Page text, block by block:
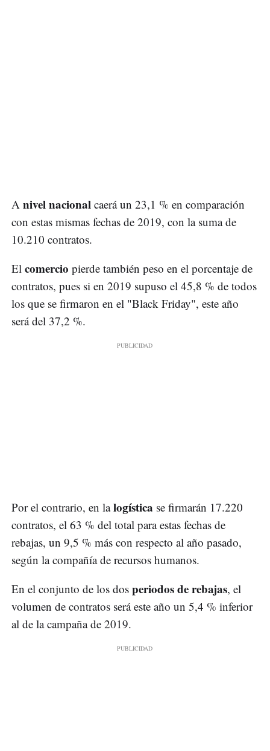
A nivel nacional caerá un 23,1 % en comparación
con estas mismas fechas de 2019, con la suma de
10.210 contratos.
El comercio pierde también peso en el porcentaje de
contratos, pues si en 2019 supuso el 45,8 % de todos
los que se firmaron en el "Black Friday", este año
será del 37,2 %.
Por el contrario, en lalogística se firmarán 17.220
contratos, el 63 % del total para estas fechas de
rebajas, un 9,5 % más con respecto al año pasado,
según la compañía de recursos humanos.
En el conjunto de los dos periodos de rebajas, el
volumen de contratos será este año un 5,4 % inferior
al de la campaña de 2019.